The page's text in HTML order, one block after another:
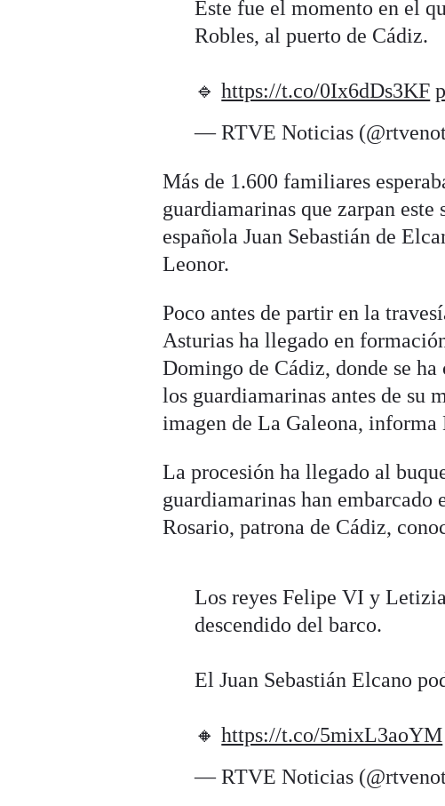
Este fue el momento en el
Robles, al puerto de Cádiz.
🔹https://t.co/0Ix6dDs3KF
— RTVE Noticias
Más de 1.600 familiares
guardiamarinas que zarpan este
española Juan Sebastián de
Leonor.
Poco antes de partir en la
Asturias ha llegado en
Domingo de Cádiz, donde se
los guardiamarinas antes de su
imagen de La Galeona, informa
La procesión ha llegado al
guardiamarinas han embarcado
Rosario, patrona de Cádiz,
Los reyes Felipe VI y
descendido del barco.
El Juan Sebastián Elcano
🔸https://t.co/5mixL3aoYM
— RTVE Noticias